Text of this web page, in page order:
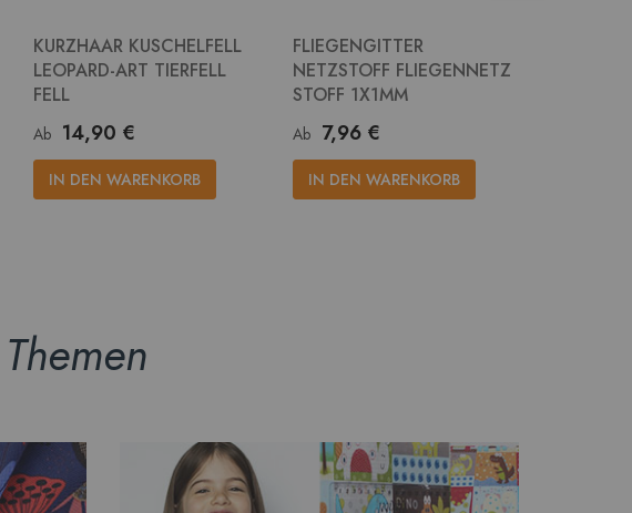
KURZHAAR KUSCHELFELL
LEOPARD-ART TIERFELL
FELL
Ab 14,90 €
IN DEN WARENKORB
FLIEGENGITTER
NETZSTOFF FLIEGENNETZ
STOFF 1X1MM
Ab 7,96 €
IN DEN WARENKORB
Themen